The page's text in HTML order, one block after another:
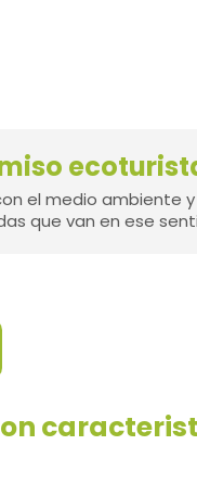
el medio ambiente
que van en ese